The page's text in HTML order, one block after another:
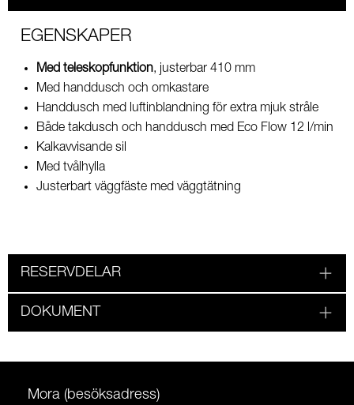
EGENSKAPER
Med teleskopfunktion, justerbar 410 mm
Med handdusch och omkastare
Handdusch med luftinblandning för extra mjuk stråle
Både takdusch och handdusch med Eco Flow 12 l/min
Kalkavvisande sil
Med tvålhylla
Justerbart väggfäste med väggtätning
RESERVDELAR
DOKUMENT
Mora (besöksadress)